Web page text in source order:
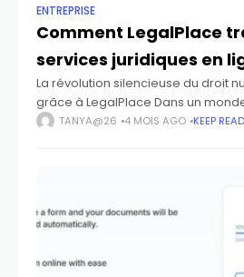
ENTREPRISE
Comment LegalPlace
services juridiques en
La révolution silencieuse du droit
grâce à LegalPlace Dans un
digitale redéfinit chaque secteur,
TANYA@26 4 MOIS AGO KEEP